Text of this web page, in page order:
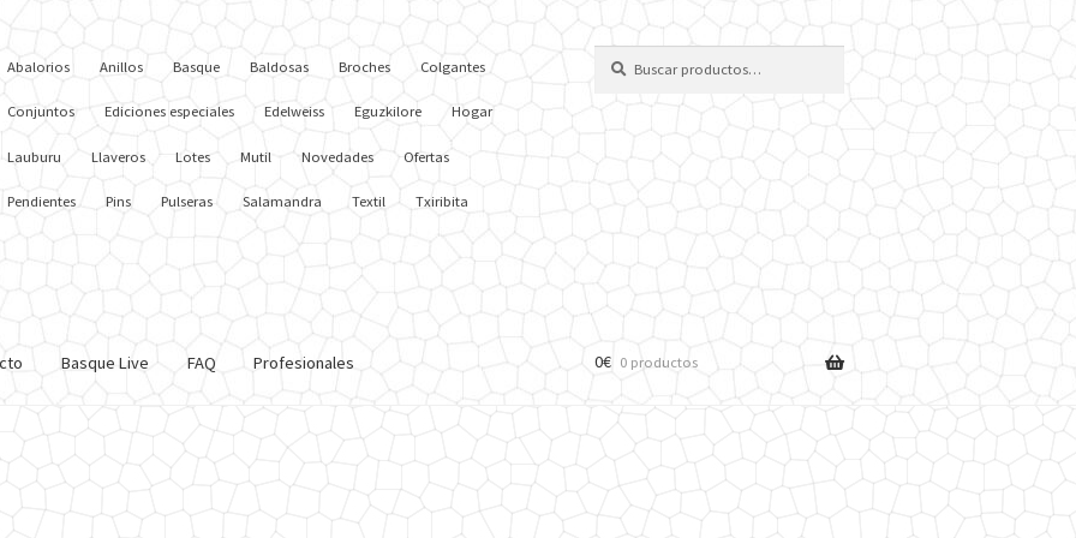
Abalorios Anillos Basque Baldosas Broches Colgantes
Conjuntos Ediciones especiales Edelweiss Eguzkilore Hogar
Lauburu Llaveros Lotes Mutil Novedades Ofertas
Pendientes Pins Pulseras Salamandra Textil Txiribita
por:
Basque Live FAQ Profesionales 0€ 0 productos